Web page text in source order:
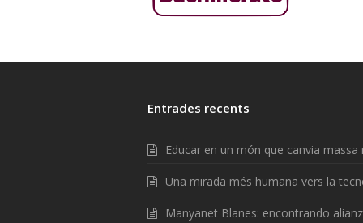
Entrades recents
Educar en un món que canvia massa
Una mirada més humana vers la
Manyanet Blanes: encontrando